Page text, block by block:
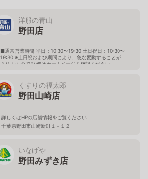
洋服の青山
野田店
■通常営業時間 平日：10:30〜19:30 土日祝日：10:30〜
19:30 ※土日祝および期間により、急な変動することが
ありますので 詳細はホームページを確認ください
くすりの福太郎
野田山崎店
詳しくはHPの店舗情報をご覧ください
千葉県野田市山崎新町１－１２
いなげや
野田みずき店